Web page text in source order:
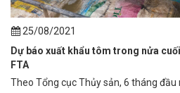
25/08/2021
Dự báo xuất khẩu tôm trong nửa
FTA
Theo Tổng cục Thủy sản, 6 tháng